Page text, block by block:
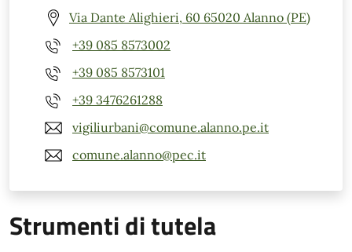
Via Dante Alighieri, 60 65020 Alanno (PE)
+39 085 8573002
+39 085 8573101
+39 3476261288
vigiliurbani@comune.alanno.pe.it
comune.alanno@pec.it
Strumenti di tutela